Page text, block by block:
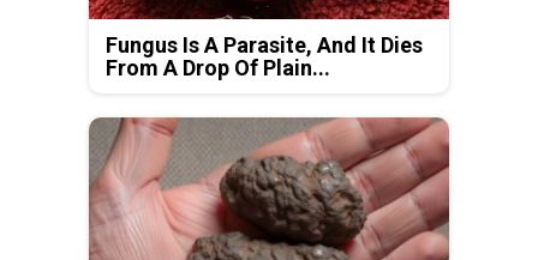
Fungus Is A Parasite, And It Dies
From A Drop Of Plain...